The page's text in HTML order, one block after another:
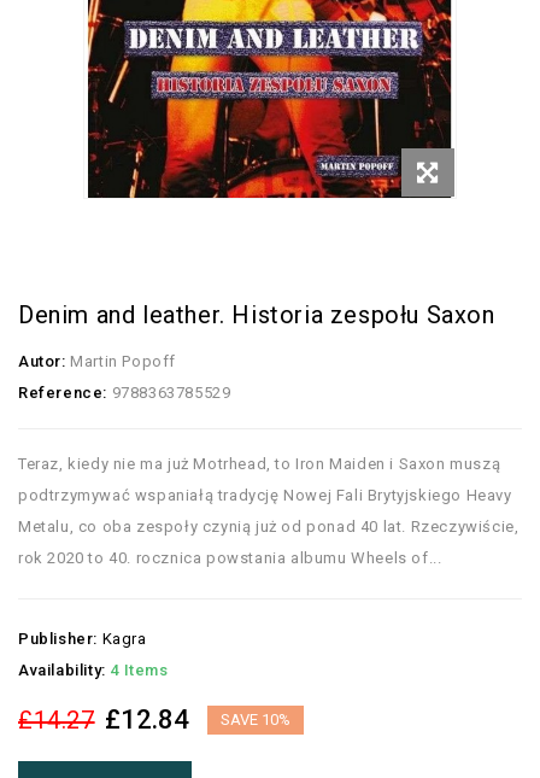
Denim and leather. Historia zespołu Saxon
Autor: Martin Popoff
Reference: 9788363785529
Teraz, kiedy nie ma już Motrhead, to Iron Maiden i Saxon muszą
podtrzymywać wspaniałą tradycję Nowej Fali Brytyjskiego Heavy
Metalu, co oba zespoły czynią już od ponad 40 lat. Rzeczywiście,
rok 2020 to 40. rocznica powstania albumu Wheels of...
Publisher: Kagra
Availability: 4 Items
£14.27 £12.84 SAVE 10%